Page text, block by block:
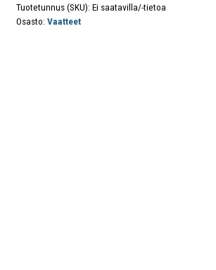
Tuotetunnus (SKU): Ei saatavilla/-tietoa
Osasto: Vaatteet